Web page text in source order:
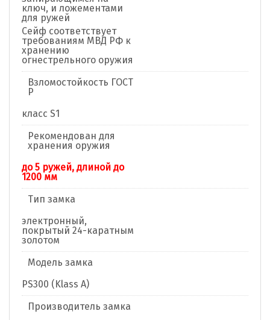
ключ, и ложементами
для ружей
Сейф соответствует
требованиям МВД РФ к
хранению
огнестрельного оружия
Взломостойкость ГОСТ
Р
класс S1
Рекомендован для
хранения оружия
до 5 ружей, длиной до
1200 мм
Тип замка
электронный,
покрытый 24-каратным
золотом
Модель замка
PS300 (Klass A)
Производитель замка